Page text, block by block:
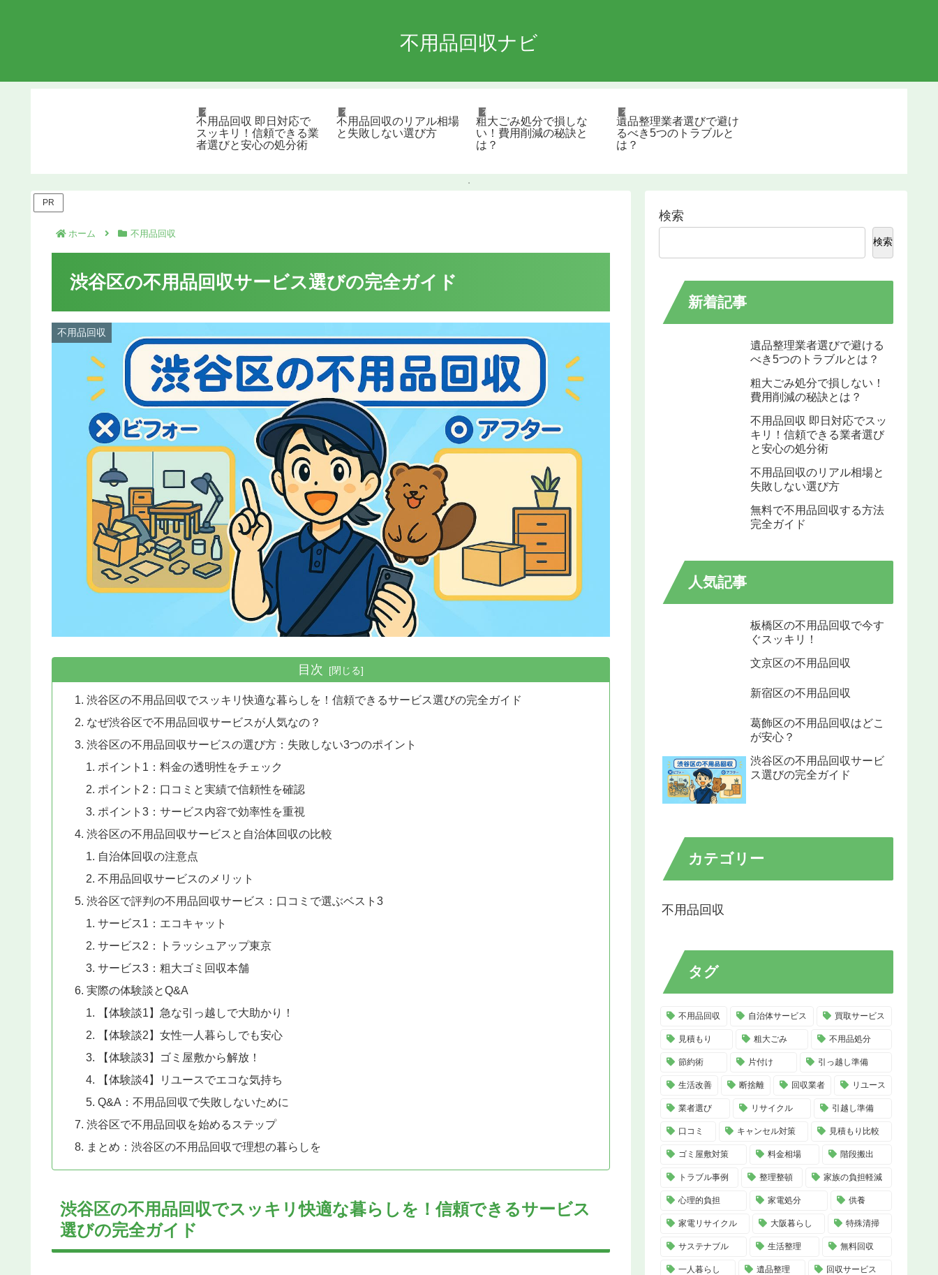
不用品回収ナビ
不用品回収
不用品回収 即日対応で
スッキリ！信頼できる業
者選びと安心の処分術
不用品回収
不用品回収のリアル相場
と失敗しない選び方
不用品回収
粗大ごみ処分で損しな
い！費用削減の秘訣と
は？
不用品回収
遺品整理業者選びで避け
るべき5つのトラブルと
は？
PR
ホーム 不用品回収
渋谷区の不用品回収サービス選びの完全ガイド
不用品回収
目次
渋谷区の不用品回収でスッキリ快適な暮らしを！信頼できるサービス選びの完全ガイド
なぜ渋谷区で不用品回収サービスが人気なの？
渋谷区の不用品回収サービスの選び方：失敗しない3つのポイント
ポイント1：料金の透明性をチェック
ポイント2：口コミと実績で信頼性を確認
ポイント3：サービス内容で効率性を重視
渋谷区の不用品回収サービスと自治体回収の比較
自治体回収の注意点
不用品回収サービスのメリット
渋谷区で評判の不用品回収サービス：口コミで選ぶベスト3
サービス1：エコキャット
サービス2：トラッシュアップ東京
サービス3：粗大ゴミ回収本舗
実際の体験談とQ&A
【体験談1】急な引っ越しで大助かり！
【体験談2】女性一人暮らしでも安心
【体験談3】ゴミ屋敷から解放！
【体験談4】リユースでエコな気持ち
Q&A：不用品回収で失敗しないために
渋谷区で不用品回収を始めるステップ
まとめ：渋谷区の不用品回収で理想の暮らしを
渋谷区の不用品回収でスッキリ快適な暮らしを！信頼できるサービス
選びの完全ガイド
検索
検索
新着記事
遺品整理業者選びで避ける
べき5つのトラブルとは？
粗大ごみ処分で損しない！
費用削減の秘訣とは？
不用品回収 即日対応でスッ
キリ！信頼できる業者選び
と安心の処分術
不用品回収のリアル相場と
失敗しない選び方
無料で不用品回収する方法
完全ガイド
人気記事
板橋区の不用品回収で今す
ぐスッキリ！
文京区の不用品回収
新宿区の不用品回収
葛飾区の不用品回収はどこ
が安心？
渋谷区の不用品回収サービ
ス選びの完全ガイド
カテゴリー
不用品回収
タグ
不用品回収 自治体サービス 買取サービス
見積もり 粗大ごみ 不用品処分
節約術 片付け 引っ越し準備
生活改善 断捨離 回収業者 リユース
業者選び リサイクル 引越し準備
口コミ キャンセル対策 見積もり比較
ゴミ屋敷対策 料金相場 階段搬出
トラブル事例 整理整頓 家族の負担軽減
心理的負担 家電処分 供養
家電リサイクル 大阪暮らし 特殊清掃
サステナブル 生活整理 無料回収
一人暮らし 遺品整理 回収サービス